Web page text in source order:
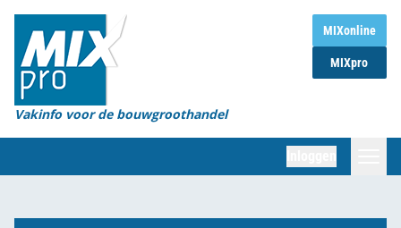
MIXonline
MIXpro
Vakinfo voor de bouwgroothandel
Home
Magazines
Organisaties